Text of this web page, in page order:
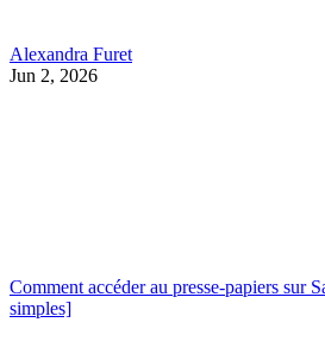
Alexandra Furet
Jun 2, 2026
Comment accéder au presse-papiers sur
simples]